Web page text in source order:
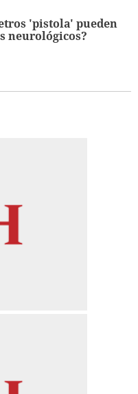
'pistola' pueden
neurológicos?